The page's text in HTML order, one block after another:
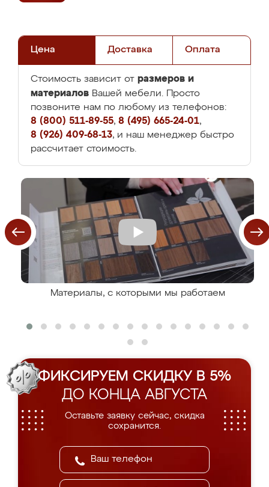
Цена Доставка Оплата
Стоимость зависит от размеров и
материалов Вашей мебели. Просто
позвоните нам по любому из телефонов:
8 (800) 511-89-55, 8 (495) 665-24-01,
8 (926) 409-68-13, и наш менеджер быстро
рассчитает стоимость.
Материалы, с которыми мы работаем
ФИКСИРУЕМ СКИДКУ В 5%
ДО КОНЦА АВГУСТА
Оставьте заявку сейчас, скидка
сохранится.